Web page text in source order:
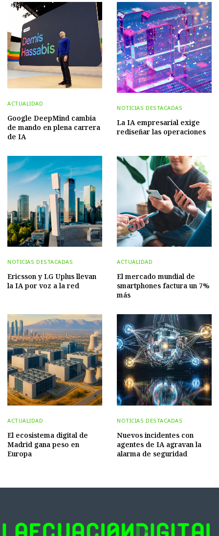
ACTUALIDAD
Google DeepMind cambia
de mando en plena carrera
de IA
NOTICIAS DESTACADAS
La IA empresarial exige
rediseñar las operaciones
NOTICIAS DESTACADAS
Ericsson y LG Uplus llevan
la IA por voz a la red
ACTUALIDAD
El mercado mundial de
smartphones factura un 7%
más
ACTUALIDAD
El ecosistema digital de
Madrid gana peso en
Europa
NOTICIAS DESTACADAS
Nuevos incidentes con
agentes de IA agravan la
alarma de seguridad